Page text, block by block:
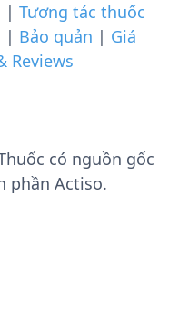
| Tương tác thuốc
| Bảo quản | Giá
Reviews
có nguồn gốc
phần Actiso.